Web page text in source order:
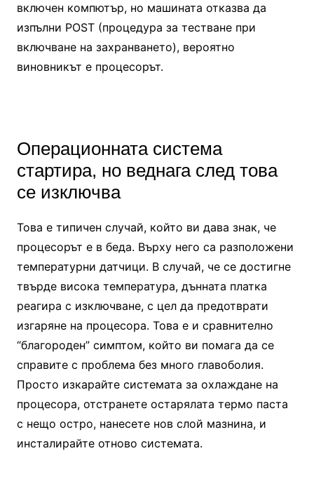
включен компютър, но машината отказва да
изпълни POST (процедура за тестване при
включване на захранването), вероятно
виновникът е процесорът.
Операционната система
стартира, но веднага след това
се изключва
Това е типичен случай, който ви дава знак, че
процесорът е в беда. Върху него са разположени
температурни датчици. В случай, че се достигне
твърде висока температура, дънната платка
реагира с изключване, с цел да предотврати
изгаряне на процесора. Това е и сравнително
“благороден” симптом, който ви помага да се
справите с проблема без много главоболия.
Просто изкарайте системата за охлаждане на
процесора, отстранете остарялата термо паста
с нещо остро, нанесете нов слой мазнина, и
инсталирайте отново системата.